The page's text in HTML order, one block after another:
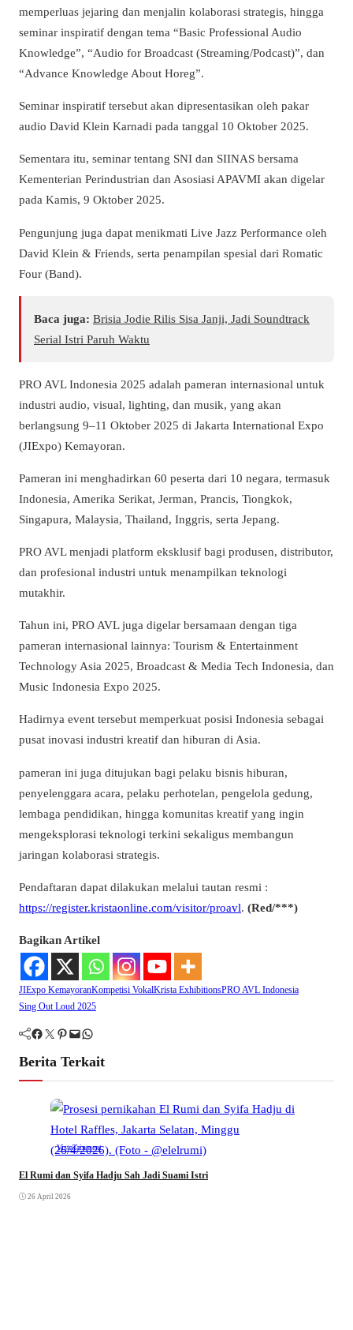
memperluas jejaring dan menjalin kolaborasi strategis, hingga
seminar inspiratif dengan tema “Basic Professional Audio
Knowledge”, “Audio for Broadcast (Streaming/Podcast)”, dan
“Advance Knowledge About Horeg”.
Seminar inspiratif tersebut akan dipresentasikan oleh pakar
audio David Klein Karnadi pada tanggal 10 Oktober 2025.
Sementara itu, seminar tentang SNI dan SIINAS bersama
Kementerian Perindustrian dan Asosiasi APAVMI akan digelar
pada Kamis, 9 Oktober 2025.
Pengunjung juga dapat menikmati Live Jazz Performance oleh
David Klein & Friends, serta penampilan spesial dari Romatic
Four (Band).
Baca juga: Brisia Jodie Rilis Sisa Janji, Jadi Soundtrack
Serial Istri Paruh Waktu
PRO AVL Indonesia 2025 adalah pameran internasional untuk
industri audio, visual, lighting, dan musik, yang akan
berlangsung 9–11 Oktober 2025 di Jakarta International Expo
(JIExpo) Kemayoran.
Pameran ini menghadirkan 60 peserta dari 10 negara, termasuk
Indonesia, Amerika Serikat, Jerman, Prancis, Tiongkok,
Singapura, Malaysia, Thailand, Inggris, serta Jepang.
PRO AVL menjadi platform eksklusif bagi produsen, distributor,
dan profesional industri untuk menampilkan teknologi
mutakhir.
Tahun ini, PRO AVL juga digelar bersamaan dengan tiga
pameran internasional lainnya: Tourism & Entertainment
Technology Asia 2025, Broadcast & Media Tech Indonesia, dan
Music Indonesia Expo 2025.
Hadirnya event tersebut memperkuat posisi Indonesia sebagai
pusat inovasi industri kreatif dan hiburan di Asia.
pameran ini juga ditujukan bagi pelaku bisnis hiburan,
penyelenggara acara, pelaku perhotelan, pengelola gedung,
lembaga pendidikan, hingga komunitas kreatif yang ingin
mengeksplorasi teknologi terkini sekaligus membangun
jaringan kolaborasi strategis.
Pendaftaran dapat dilakukan melalui tautan resmi :
https://register.kristaonline.com/visitor/proavl. (Red/***)
Bagikan Artikel
JIExpo KemayoranKompetisi VokalKrista ExhibitionsPRO AVL Indonesia
Sing Out Loud 2025
Facebook Twitter Pinterest Mail WhatsApp
Berita Terkait
VistaTainment
El Rumi dan Syifa Hadju Sah Jadi Suami Istri
26 April 2026